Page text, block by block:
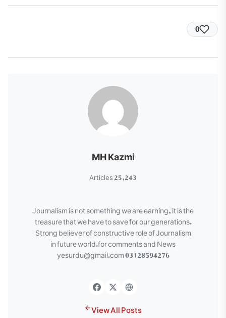
0
MH Kazmi
25,243 Articles
Journalism is not something we are earning, it is the
treasure that we have to save for our generations.
Strong believer of constructive role of Journalism
in future world.for comments and News
yesurdu@gmail.com 03128594276
View All Posts